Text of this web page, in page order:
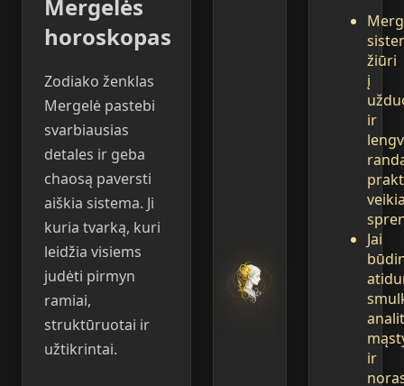
Mergelės
horoskopas
Zodiako ženklas
Mergelė pastebi
svarbiausias
detales ir geba
chaosą paversti
aiškia sistema. Ji
kuria tvarką, kuri
leidžia visiems
judėti pirmyn
ramiai,
struktūruotai ir
užtikrintai.
žiūri
į
ir
Jai
ir